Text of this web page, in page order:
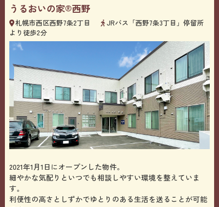
うるおいの家®西野
札幌市西区西野7条2丁目
JRバス「西野7条3丁目」停留所
より徒歩2分
2021年1月1日にオープンした物件。
細やかな気配りといつでも相談しやすい環境を整えていま
す。
利便性の高さとしずかでゆとりのある生活を送ることが可能